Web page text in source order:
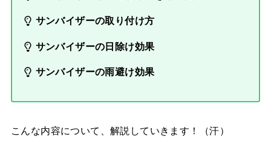
サンバイザーの取り付け方
サンバイザーの日除け効果
サンバイザーの雨避け効果
こんな内容について、解説していきます！（汗）